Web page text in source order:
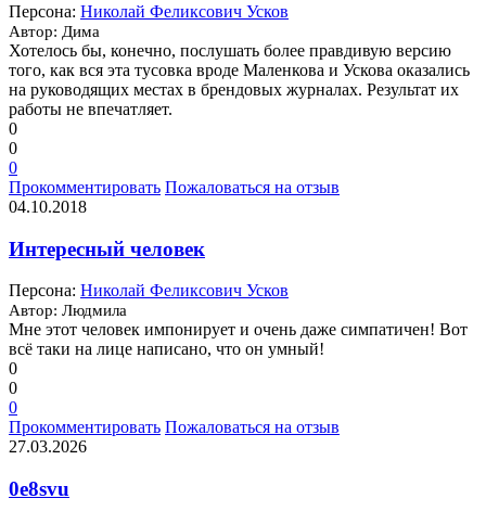
Персона: Николай Феликсович Усков
Автор: Дима
Хотелось бы, конечно, послушать более правдивую версию
того, как вся эта тусовка вроде Маленкова и Ускова оказались
на руководящих местах в брендовых журналах. Результат их
работы не впечатляет.
0
0
0
Прокомментировать Пожаловаться на отзыв
04.10.2018
Интересный человек
Персона: Николай Феликсович Усков
Автор: Людмила
Мне этот человек импонирует и очень даже симпатичен! Вот
всё таки на лице написано, что он умный!
0
0
0
Прокомментировать Пожаловаться на отзыв
27.03.2026
0e8svu